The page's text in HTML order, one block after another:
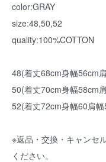
color:GRAY
size:48,50,52
quality:100%COTTON
48(着丈68cm身幅56cm
50(着丈70cm身幅58cm
52(着丈72cm身幅60肩
※返品・交換・キャンセ
ください。